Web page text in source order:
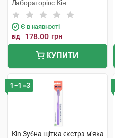
Лабораторіос Кін
Є в наявності
від 178.00 грн
КУПИТИ
1+1=3
Kin Зубна щітка екстра м'яка